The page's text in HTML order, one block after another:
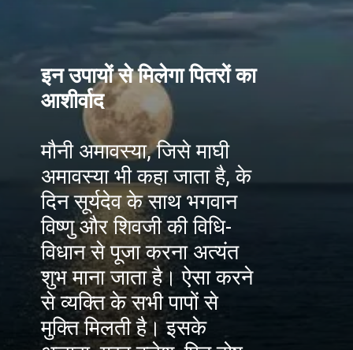
इन उपायों से मिलेगा पितरों का
आशीर्वाद
मौनी अमावस्या, जिसे माघी
अमावस्या भी कहा जाता है, के
दिन सूर्यदेव के साथ भगवान
विष्णु और शिवजी की विधि-
विधान से पूजा करना अत्यंत
शुभ माना जाता है। ऐसा करने
से व्यक्ति के सभी पापों से
मुक्ति मिलती है। इसके